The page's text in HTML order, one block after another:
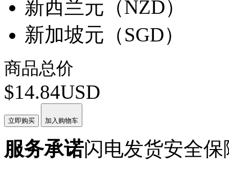
新西兰元（NZD）
新加坡元（SGD）
商品总价
$14.84USD
立即购买 加入购物车
服务承诺闪电发货安全保